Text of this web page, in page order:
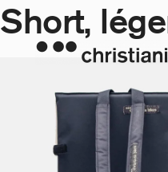
Aller
au
contenu
Short,